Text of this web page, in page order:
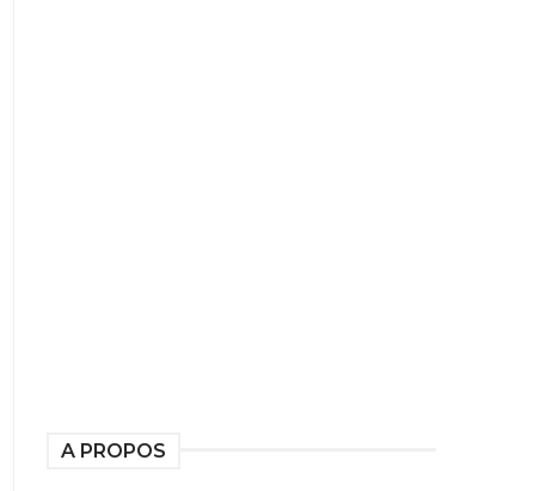
A PROPOS